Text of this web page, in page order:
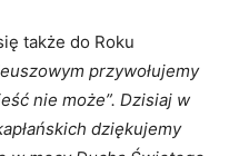
także do Roku
przywołujemy
nie może”. Dzisiaj w
dziękujemy